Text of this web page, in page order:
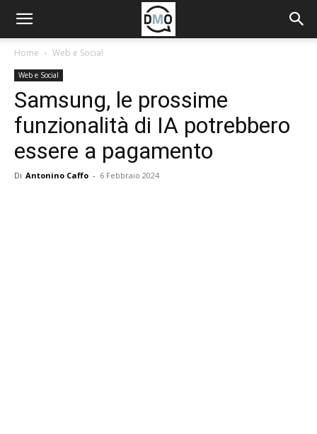
Home Web e Social
Web e Social
Samsung, le prossime
funzionalità di IA potrebbero
essere a pagamento
Di Antonino Caffo - 6 Febbraio 2024